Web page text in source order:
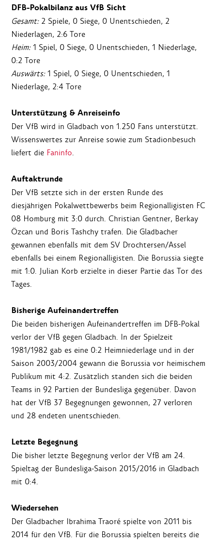
DFB-Pokalbilanz aus VfB Sicht
Gesamt:2 Spiele, 0 Siege, 0 Unentschieden, 2
Niederlagen, 2:6 Tore
Heim:1 Spiel, 0 Siege, 0 Unentschieden, 1 Niederlage,
0:2 Tore
Auswärts:1 Spiel, 0 Siege, 0 Unentschieden, 1
Niederlage, 2:4 Tore
Unterstützung & Anreiseinfo
Der VfB wird in Gladbach von 1.250 Fans unterstützt.
Wissenswertes zur Anreise sowie zum Stadionbesuch
liefert die Faninfo.
Auftaktrunde
Der VfB setzte sich in der ersten Runde des
diesjährigen Pokalwettbewerbs beim Regionalligisten FC
08 Homburg mit 3:0 durch. Christian Gentner, Berkay
Özcan und Boris Tashchy trafen. Die Gladbacher
gewannen ebenfalls mit dem SV Drochtersen/Assel
ebenfalls bei einem Regionalligisten. Die Borussia siegte
mit 1:0. Julian Korb erzielte in dieser Partie das Tor des
Tages.
Bisherige Aufeinandertreffen
Die beiden bisherigen Aufeinandertreffen im DFB-Pokal
verlor der VfB gegen Gladbach. In der Spielzeit
1981/1982 gab es eine 0:2 Heimniederlage und in der
Saison 2003/2004 gewann die Borussia vor heimischem
Publikum mit 4:2. Zusätzlich standen sich die beiden
Teams in 92 Partien der Bundesliga gegenüber. Davon
hat der VfB 37 Begegnungen gewonnen, 27 verloren
und 28 endeten unentschieden.
Letzte Begegnung
Die bisher letzte Begegnung verlor der VfB am 24.
Spieltag der Bundesliga-Saison 2015/2016 in Gladbach
mit 0:4.
Wiedersehen
Der Gladbacher Ibrahima Traoré spielte von 2011 bis
2014 für den VfB. Für die Borussia spielten bereits die